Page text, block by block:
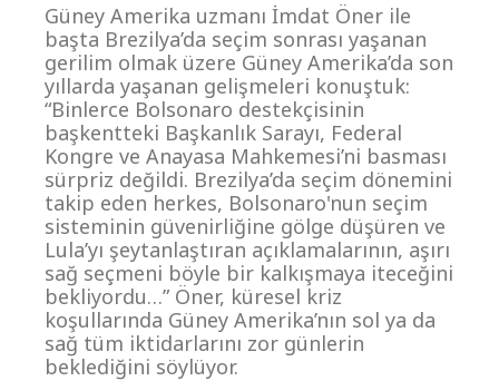
Güney Amerika uzmanı İmdat Öner ile
başta Brezilya’da seçim sonrası yaşanan
gerilim olmak üzere Güney Amerika’da son
yıllarda yaşanan gelişmeleri konuştuk:
“Binlerce Bolsonaro destekçisinin
başkentteki Başkanlık Sarayı, Federal
Kongre ve Anayasa Mahkemesi’ni basması
sürpriz değildi. Brezilya’da seçim dönemini
takip eden herkes, Bolsonaro'nun seçim
sisteminin güvenirliğine gölge düşüren ve
Lula’yı şeytanlaştıran açıklamalarının, aşırı
sağ seçmeni böyle bir kalkışmaya iteceğini
bekliyordu…” Öner, küresel kriz
koşullarında Güney Amerika’nın sol ya da
sağ tüm iktidarlarını zor günlerin
beklediğini söylüyor.